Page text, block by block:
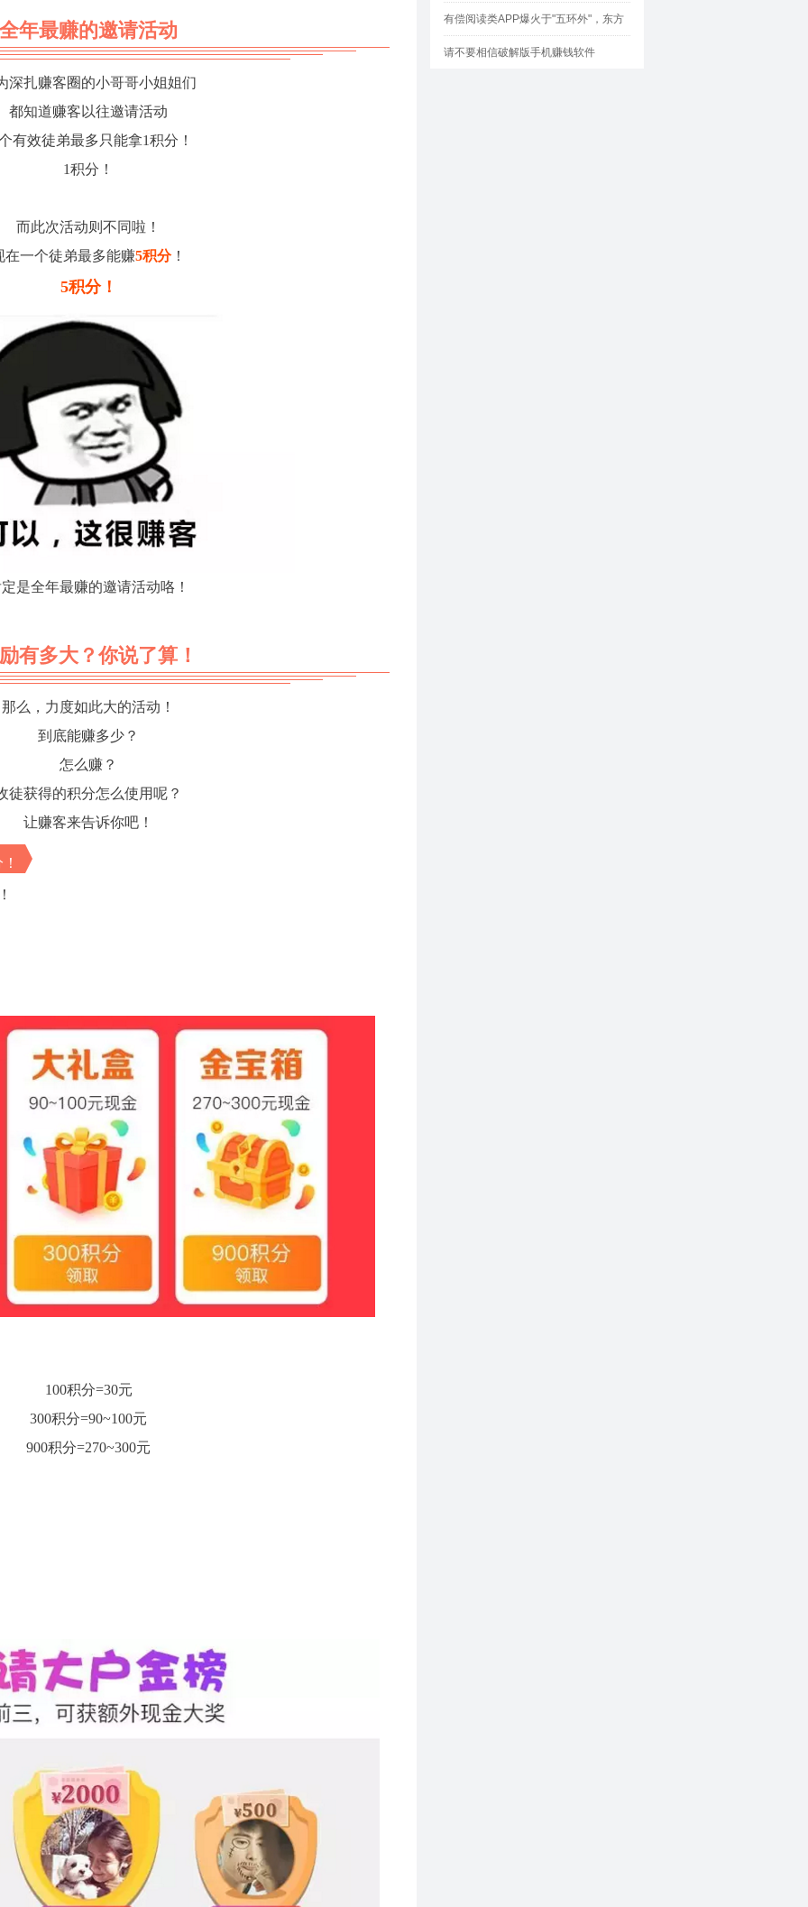
全年最赚的邀请活动
深扎赚客圈的小哥哥小姐姐们
都知道赚客以往邀请活动
有效徒弟最多只能拿1积分！
1积分！
而此次活动则不同啦！
在一个徒弟最多能赚5积分！
5积分！
是全年最赚的邀请活动咯！
有多大？你说了算！
那么，力度如此大的活动！
到底能赚多少？
怎么赚？
徒获得的积分怎么使用呢？
让赚客来告诉你吧！
100积分=30元
300积分=90~100元
900积分=270~300元
有偿阅读类APP爆火于"五环外"，东方
请不要相信破解版手机赚钱软件